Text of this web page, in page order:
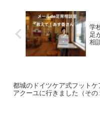
学
足
相
都城のドイツケア式フットケ
アクーユに行きました（その